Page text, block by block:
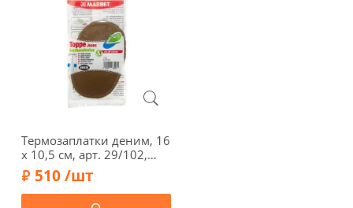
Термозаплатки деним, 16
х 10,5 см, арт. 29/102,
цвет дерева
510 /шт